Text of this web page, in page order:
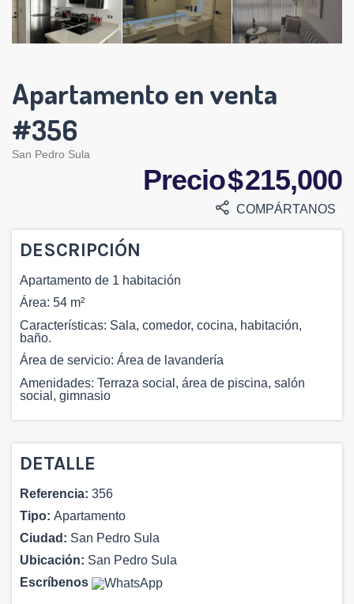
Apartamento en venta
#356
San Pedro Sula
Precio $ 215,000
COMPÁRTANOS
DESCRIPCIÓN
Apartamento de 1 habitación
Área: 54 m²
Características: Sala, comedor, cocina, habitación,
baño.
Área de servicio: Área de lavandería
Amenidades: Terraza social, área de piscina, salón
social, gimnasio
DETALLE
Referencia: 356
Tipo: Apartamento
Ciudad: San Pedro Sula
Ubicación: San Pedro Sula
Escríbenos